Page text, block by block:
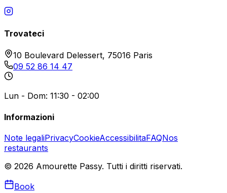
Trovateci
10 Boulevard Delessert, 75016 Paris
09 52 86 14 47
Lun - Dom: 11:30 - 02:00
Informazioni
Note legaliPrivacyCookieAccessibilitaFAQNos
restaurants
© 2026 Amourette Passy. Tutti i diritti riservati.
Book